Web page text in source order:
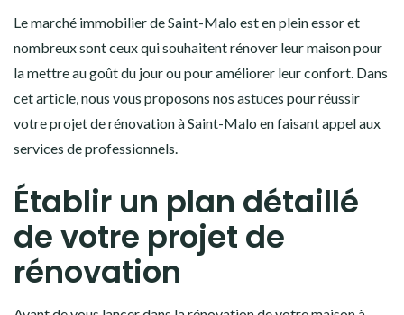
Le marché immobilier de Saint-Malo est en plein essor et
nombreux sont ceux qui souhaitent rénover leur maison pour
la mettre au goût du jour ou pour améliorer leur confort. Dans
cet article, nous vous proposons nos astuces pour réussir
votre projet de rénovation à Saint-Malo en faisant appel aux
services de professionnels.
Établir un plan détaillé
de votre projet de
rénovation